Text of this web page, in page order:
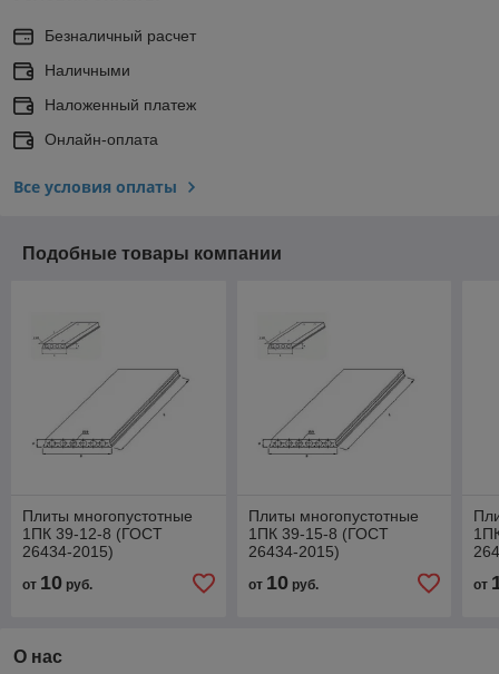
Безналичный расчет
Наличными
Наложенный платеж
Онлайн-оплата
Все условия оплаты
Подобные товары компании
Плиты многопустотные
1ПК 39-12-8 (ГОСТ
26434-2015)
от 10 руб.
Плиты многопустотные
1ПК 39-15-8 (ГОСТ
26434-2015)
от 10руб. от
О нас